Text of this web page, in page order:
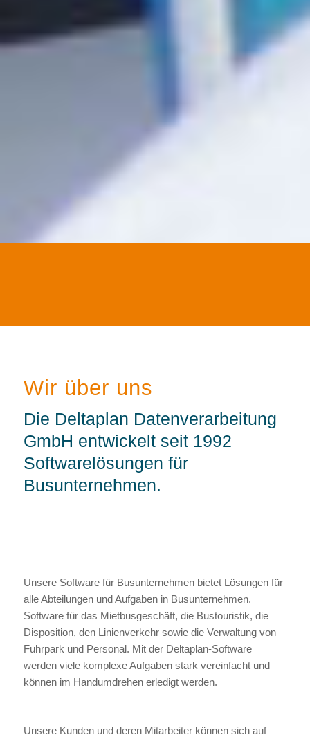
Wir über uns
Die Deltaplan Datenverarbeitung
GmbH entwickelt seit 1992
Softwarelösungen für
Busunternehmen.
Unsere Software für Busunternehmen bietet Lösungen für
alle Abteilungen und Aufgaben in Busunternehmen.
Software für das Mietbusgeschäft, die Bustouristik, die
Disposition, den Linienverkehr sowie die Verwaltung von
Fuhrpark und Personal. Mit der Deltaplan-Software
werden viele komplexe Aufgaben stark vereinfacht und
können im Handumdrehen erledigt werden.
Unsere Kunden und deren Mitarbeiter können sich auf